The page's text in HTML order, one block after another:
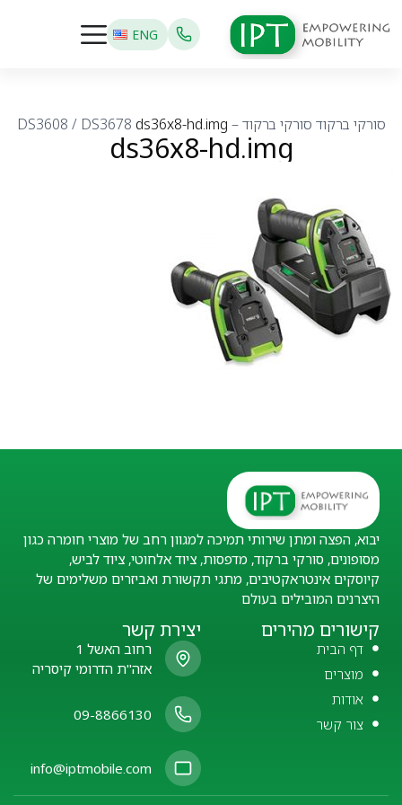
ENG
סורקי ברקוד סורקי ברקוד – DS3608 / DS3678 ds36x8-hd.img
ds36x8-hd.img
יבוא, הפצה ומתן שירותי תמיכה למגוון רחב של מוצרי חומרה כגון
מסופונים, סורקי ברקוד, מדפסות, ציוד אלחוטי, ציוד לביש,
קיוסקים אינטראקטיבים, מתגי תקשורת ואביזרים משלימים של
היצרנים המובילים בעולם
קישורים מהירים
דף הבית
מוצרים
אודות
צור קשר
יצירת קשר
רחוב האשל 1
אזה"ת הדרומי קיסריה
09-8866130
info@iptmobile.com